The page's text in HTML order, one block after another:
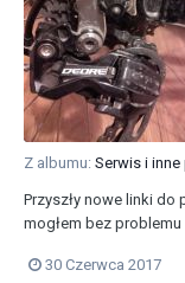
Z albumu: Serwis i inne
Przyszły nowe linki do
mogłem bez
uszczelniane
30 Czerwca 2017